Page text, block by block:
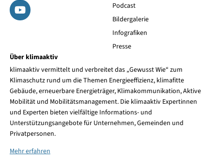
Podcast
Bildergalerie
Infografiken
Presse
Über klimaaktiv
klimaaktiv vermittelt und verbreitet das „Gewusst Wie“ zum
Klimaschutz rund um die Themen Energieeffizienz, klimafitte
Gebäude, erneuerbare Energieträger, Klimakommunikation, Aktive
Mobilität und Mobilitätsmanagement. Die klimaaktiv Expertinnen
und Experten bieten vielfältige Informations- und
Unterstützungsangebote für Unternehmen, Gemeinden und
Privatpersonen.
Mehr erfahren